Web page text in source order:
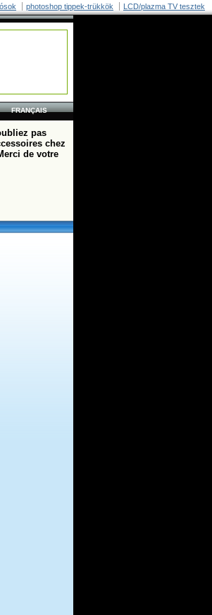
photoshop tippek-trükkök LCD/plazma TV tesztek
FRANÇAIS
pas
chez
de votre